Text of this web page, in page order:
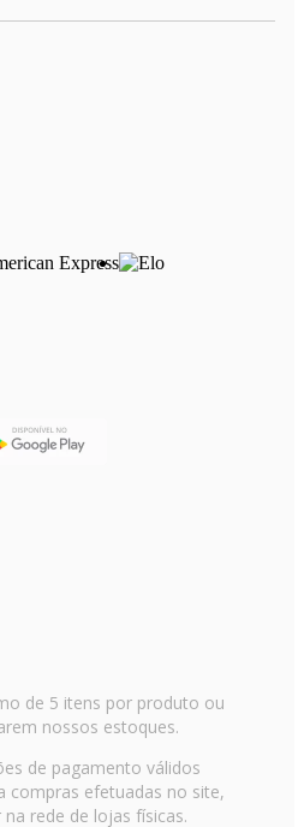
de 5 itens por produto ou
nossos estoques.
de pagamento válidos
compras efetuadas no site,
rede de lojas físicas.